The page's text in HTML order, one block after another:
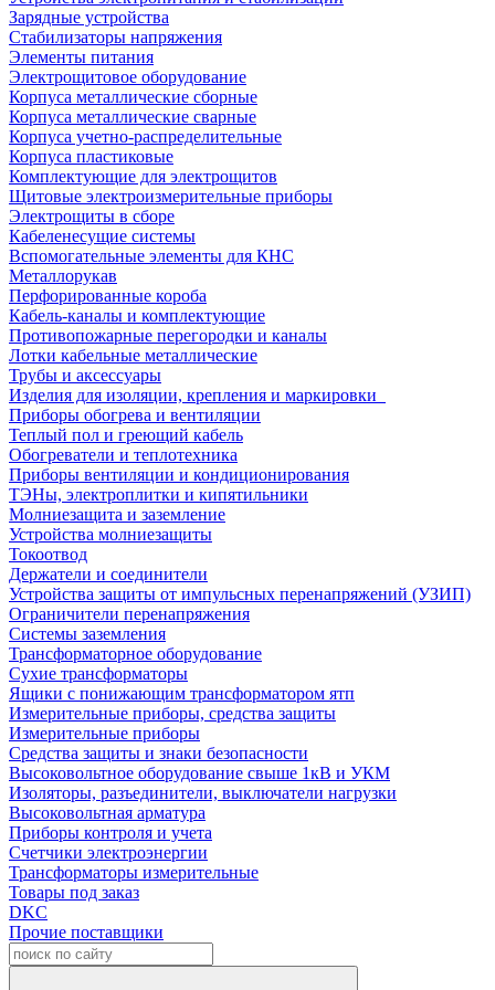
Зарядные устройства
Стабилизаторы напряжения
Элементы питания
Электрощитовое оборудование
Корпуса металлические сборные
Корпуса металлические сварные
Корпуса учетно-распределительные
Корпуса пластиковые
Комплектующие для электрощитов
Щитовые электроизмерительные приборы
Электрощиты в сборе
Кабеленесущие системы
Вспомогательные элементы для КНС
Металлорукав
Перфорированные короба
Кабель-каналы и комплектующие
Противопожарные перегородки и каналы
Лотки кабельные металлические
Трубы и аксессуары
Изделия для изоляции, крепления и маркировки
Приборы обогрева и вентиляции
Теплый пол и греющий кабель
Обогреватели и теплотехника
Приборы вентиляции и кондиционирования
ТЭНы, электроплитки и кипятильники
Молниезащита и заземление
Устройства молниезащиты
Токоотвод
Держатели и соединители
Устройства защиты от импульсных перенапряжений (УЗИП)
Ограничители перенапряжения
Системы заземления
Трансформаторное оборудование
Сухие трансформаторы
Ящики с понижающим трансформатором ятп
Измерительные приборы, средства защиты
Измерительные приборы
Средства защиты и знаки безопасности
Высоковольтное оборудование свыше 1кВ и УКМ
Изоляторы, разъединители, выключатели нагрузки
Высоковольтная арматура
Приборы контроля и учета
Счетчики электроэнергии
Трансформаторы измерительные
Товары под заказ
DKC
Прочие поставщики